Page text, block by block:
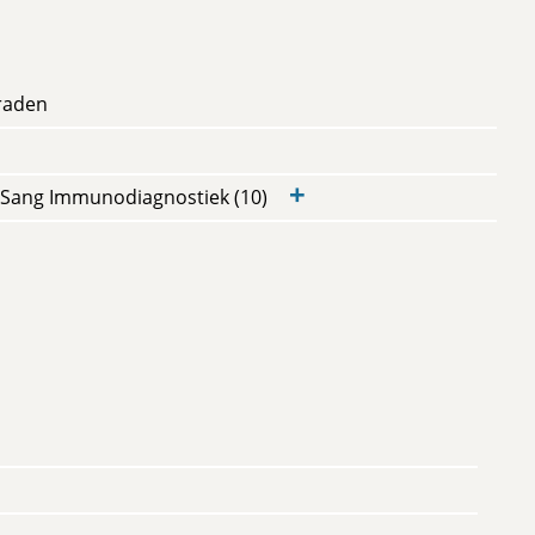
Immunodiagnostiek (10) +